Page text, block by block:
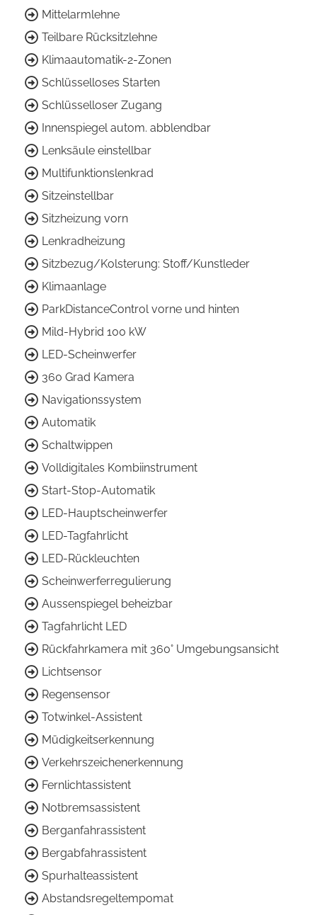
Mittelarmlehne
Teilbare Rücksitzlehne
Klimaautomatik-2-Zonen
Schlüsselloses Starten
Schlüsselloser Zugang
Innenspiegel autom. abblendbar
Lenksäule einstellbar
Multifunktionslenkrad
Sitzeinstellbar
Sitzheizung vorn
Lenkradheizung
Sitzbezug/Kolsterung: Stoff/Kunstleder
Klimaanlage
ParkDistanceControl vorne und hinten
Mild-Hybrid 100 kW
LED-Scheinwerfer
360 Grad Kamera
Navigationssystem
Automatik
Schaltwippen
Volldigitales Kombiinstrument
Start-Stop-Automatik
LED-Hauptscheinwerfer
LED-Tagfahrlicht
LED-Rückleuchten
Scheinwerferregulierung
Aussenspiegel beheizbar
Tagfahrlicht LED
Rückfahrkamera mit 360° Umgebungsansicht
Lichtsensor
Regensensor
Totwinkel-Assistent
Müdigkeitserkennung
Verkehrszeichenerkennung
Fernlichtassistent
Notbremsassistent
Berganfahrassistent
Bergabfahrassistent
Spurhalteassistent
Abstandsregeltempomat